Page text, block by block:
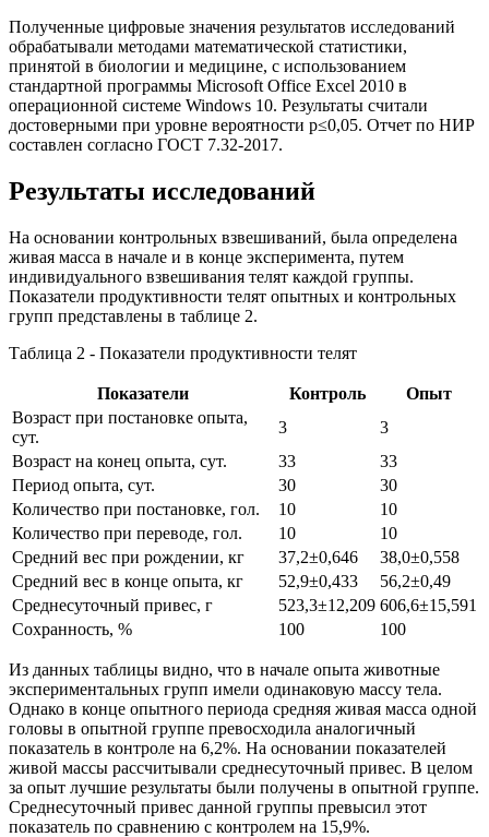
Полученные цифровые значения результатов исследований
обрабатывали методами математической статистики,
принятой в биологии и медицине, с использованием
стандартной программы Microsoft Office Excel 2010 в
операционной системе Windows 10. Результаты считали
достоверными при уровне вероятности p≤0,05. Отчет по НИР
составлен согласно ГОСТ 7.32-2017.
Результаты исследований
На основании контрольных взвешиваний, была определена
живая масса в начале и в конце эксперимента, путем
индивидуального взвешивания телят каждой группы.
Показатели продуктивности телят опытных и контрольных
групп представлены в таблице 2.
Таблица 2 - Показатели продуктивности телят
Показатели Контроль
Опыт
Возраст при постановке опыта,
сут.
3
3
Возраст на конец опыта, сут.
33
33
Период опыта, сут.
30
30
Количество при постановке, гол.
10
10
Количество при переводе, гол.
10
10
Средний вес при рождении, кг
37,2±0,646
38,0±0,558
Средний вес в конце опыта, кг
52,9±0,433
56,2±0,49
Среднесуточный привес, г
523,3±12,209 606,6±15,591
Сохранность, %
100 100
Из данных таблицы видно, что в начале опыта животные
экспериментальных групп имели одинаковую массу тела.
Однако в конце опытного периода средняя живая масса одной
головы в опытной группе превосходила аналогичный
показатель в контроле на 6,2%. На основании показателей
живой массы рассчитывали среднесуточный привес. В целом
за опыт лучшие результаты были получены в опытной группе.
Среднесуточный привес данной группы превысил этот
показатель по сравнению с контролем на 15,9%.